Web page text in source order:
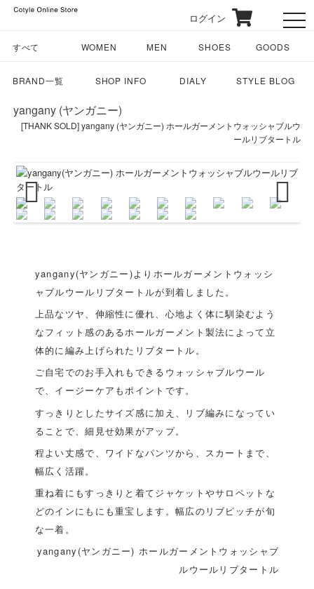
ログイン
すべて WOMEN MEN SHOES GOODS
BRAND一覧 SHOP INFO DIALY STYLE BLOG
yangany (ヤンガニー)
[THANK SOLD] yangany (ヤンガニー) ホールガーメントウォッシャブルウ
ールリブタートル
Previous
yangany(ヤンガニー)よりホールガーメントウォッシ
ャブルウールリブタートルが到着しました。
上品なツヤ、伸縮性に優れ、心地よく体に馴染むよう
なフィット感のあるホールガーメント製法によって立
体的に編み上げられたリブタートル。
ご自宅でのお手入れもできるウォッシャブルウール
で、イージーケアもポイントです。
すっきりとしたサイズ感に加え、リブ編みになってい
ることで、細見せ効果がアップ。
程よい丈感で、ワイドなパンツから、スカートまで、
幅広く活躍。
重ね着にもすっきりと着てジャケットやサロペットな
どのインにもにも重宝します。幅広のリブピッチが旬
な一着。
yangany(ヤンガニー) ホールガーメントウォッシャブ
ルウールリブタートル